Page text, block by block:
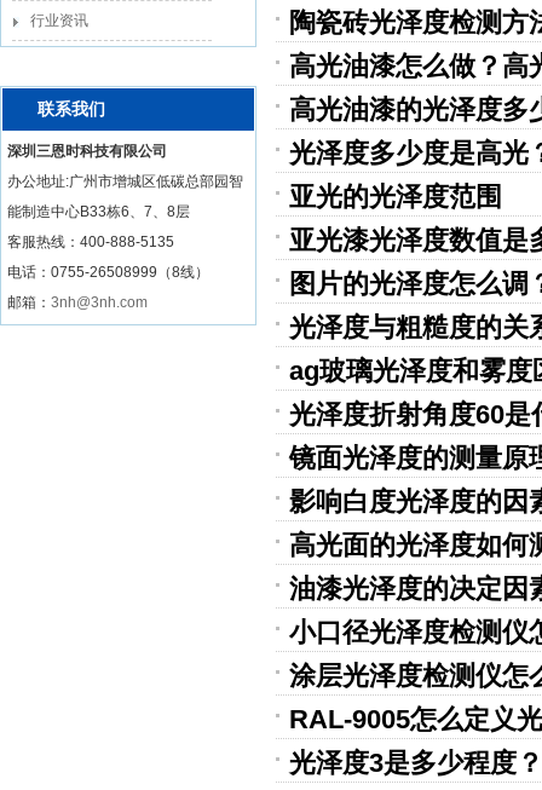
行业资讯
联系我们
深圳三恩时科技有限公司
办公地址:广州市增城区低碳总部园智
能制造中心B33栋6、7、8层
客服热线： 400-888-5135
电话：0755-26508999（8线）
邮箱： 3nh@3nh.com
陶瓷砖光泽度检测方
高光油漆怎么做？高
高光油漆的光泽度多
光泽度多少度是高光
亚光的光泽度范围
亚光漆光泽度数值是
图片的光泽度怎么调
光泽度与粗糙度的关
ag玻璃光泽度和雾度
光泽度折射角度60是
镜面光泽度的测量原
影响白度光泽度的因
高光面的光泽度如何
油漆光泽度的决定因
小口径光泽度检测仪
涂层光泽度检测仪怎
RAL-9005怎么定义
光泽度3是多少程度？